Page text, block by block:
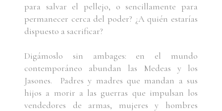
para salvar el pellejo, o sencillamente para
permanecer cerca del poder? ¿A quién estarías
dispuesto a sacrificar?
Digámoslo sin ambages: en el mundo
contemporáneo abundan las Medeas y los
Jasones. Padres y madres que mandan a sus
hijos a morir a las guerras que impulsan los
vendedores de armas, mujeres y hombres